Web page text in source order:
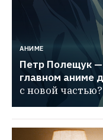
АНИМЕ
Петр Полещук —
главном аниме
с новой частью?